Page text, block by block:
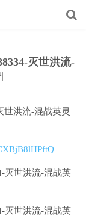
灭世洪流-
世洪流-混战英灵